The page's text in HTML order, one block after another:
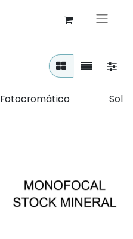
Fotocromático Sol